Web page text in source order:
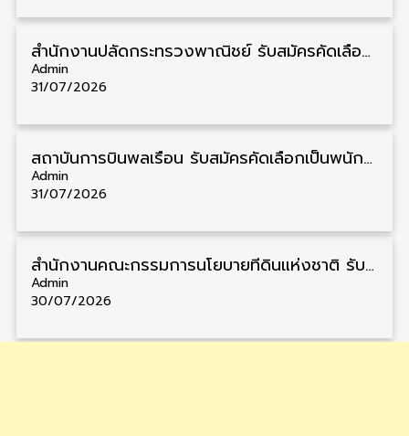
สำนักงานปลัดกระทรวงพาณิชย์ รับสมัครคัดเลือกพนักงานราชการ วุฒิ ปวส./ป.ตรี 11 อัตรา รับสมัคร 10 – 21 สิงหาคม
Admin
31/07/2026
สถาบันการบินพลเรือน รับสมัครคัดเลือกเป็นพนักงาน วุฒิ ป.ตรี/ป.โท/ป.เอก 11 อัตรา รับสมัคร 27 กรกฎาคม – 10 สิงหาคม
Admin
31/07/2026
สำนักงานคณะกรรมการนโยบายที่ดินแห่งชาติ รับสมัครคัดเลือกพนักงานราชการ วุฒิ ป.ตรี 6 อัตรา รับสมัคร 13 กรกฎาคม – 6 สิงหาคม
Admin
30/07/2026